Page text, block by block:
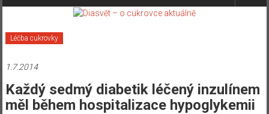
Léčba cukrovky
1.7.2014
Každý sedmý diabetik léčený inzulínem
měl během hospitalizace hypoglykemii